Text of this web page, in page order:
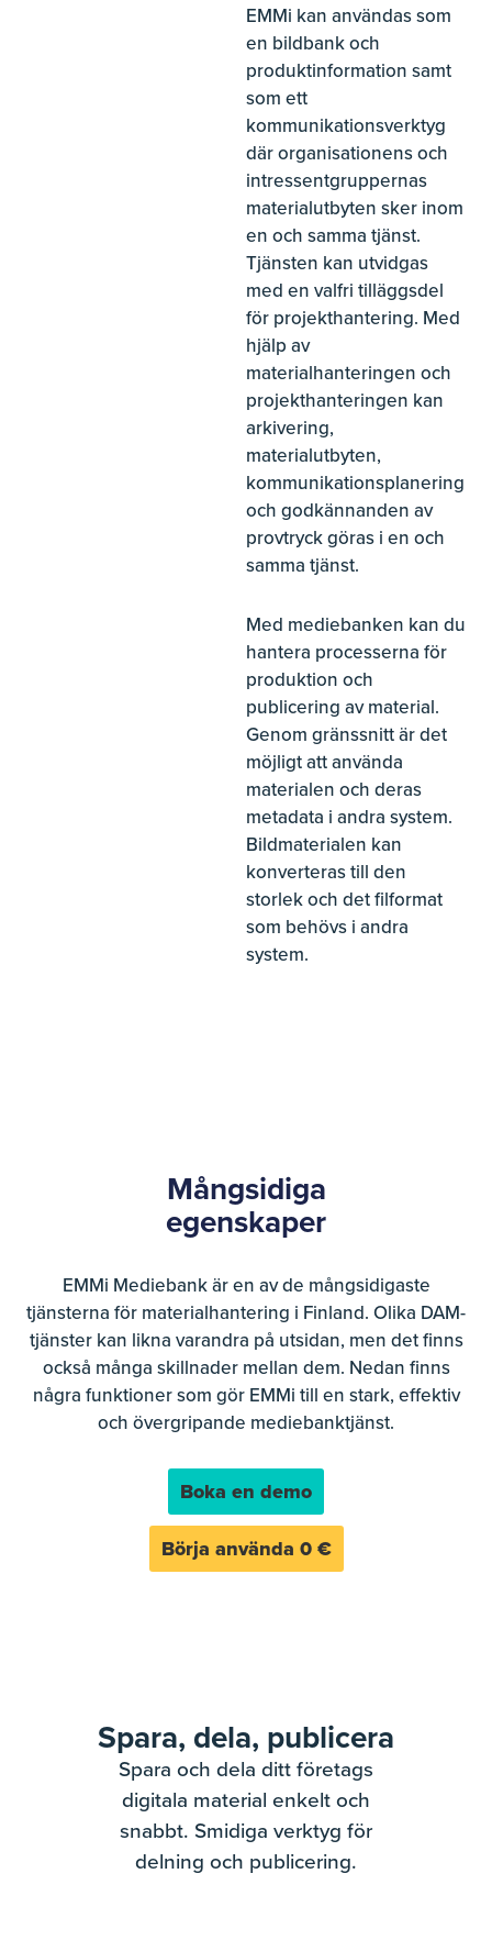
EMMi kan användas som
en bildbank och
produktinformation samt
som ett
kommunikationsverktyg
där organisationens och
intressentgruppernas
materialutbyten sker inom
en och samma tjänst.
Tjänsten kan utvidgas
med en valfri tilläggsdel
för projekthantering. Med
hjälp av
materialhanteringen och
projekthanteringen kan
arkivering,
materialutbyten,
kommunikationsplanering
och godkännanden av
provtryck göras i en och
samma tjänst.
Med mediebanken kan du
hantera processerna för
produktion och
publicering av material.
Genom gränssnitt är det
möjligt att använda
materialen och deras
metadata i andra system.
Bildmaterialen kan
konverteras till den
storlek och det filformat
som behövs i andra
system.
Mångsidiga
egenskaper
EMMi Mediebank är en av de mångsidigaste
tjänsterna för materialhantering i Finland. Olika DAM-
tjänster kan likna varandra på utsidan, men det finns
också många skillnader mellan dem. Nedan finns
några funktioner som gör EMMi till en stark, effektiv
och övergripande mediebanktjänst.
Boka en demo
Börja använda 0 €
Spara, dela, publicera
Spara och dela ditt företags
digitala material enkelt och
snabbt. Smidiga verktyg för
delning och publicering.